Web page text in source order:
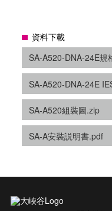
資料下載
SA-A520-DNA-24E規
SA-A520-DNA-24E
SA-A520組裝圖.zip
SA-A安裝説明書.pdf